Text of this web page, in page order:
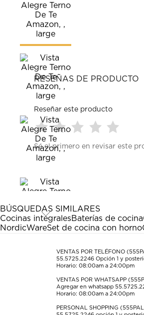
RESEÑAS DE PRODUCTO
Reseñar este producto
Seleccionar
para
calificar
con
estrella
Esta
acción
abrirá
formulario
Seleccionar
para
calificar
con
estrellas.
Esta
acción
abrirá
formulario
de
para
estrellas.
Esta
acción
abrirá
formulario
de
para
estrellas.
Esta
acción
abrirá
formulario
de
para
Esta
acción
abrirá
de
envío.
Sé el primero en revisar este
BÚSQUEDAS SIMILARES
Cocinas integralesBaterías de cocina
NordicWareSet de cocina con horno
VENTAS POR TELÉFONO
55.5725.2246 Opción 1 y
Horario: 08:00am a 24:00pm
VENTAS POR WHATSAPP
Agregar en whatsapp
Horario: 08:00am a 24:00pm
PERSONAL SHOPPING